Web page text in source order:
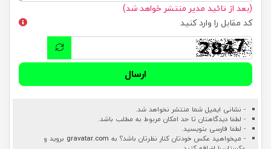
(بعد از تائید مدیر منتشر خواهد شد)
کد مقابل را وارد کنید
ارسال
- نشانی ایمیل شما منتشر نخواهد شد.
- لطفا دیدگاهتان تا حد امکان مربوط به مطلب باشد.
- لطفا فارسی بنویسید.
- میخواهید عکس خودتان کنار نظرتان باشد؟ به gravatar.com بروید و